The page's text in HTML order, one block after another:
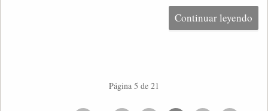
Continuar leyendo
Página 5 de 21